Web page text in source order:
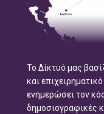
Το Δίκτυό μας
και
ενημερώσει τον
δημοσιογραφικές